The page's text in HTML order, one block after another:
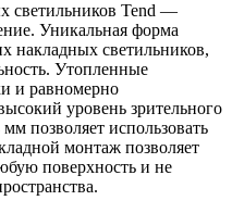
светильников Tend —
Уникальная форма
накладных светильников,
Утопленные
и равномерно
уровень зрительного
позволяет использовать
монтаж позволяет
поверхность и не